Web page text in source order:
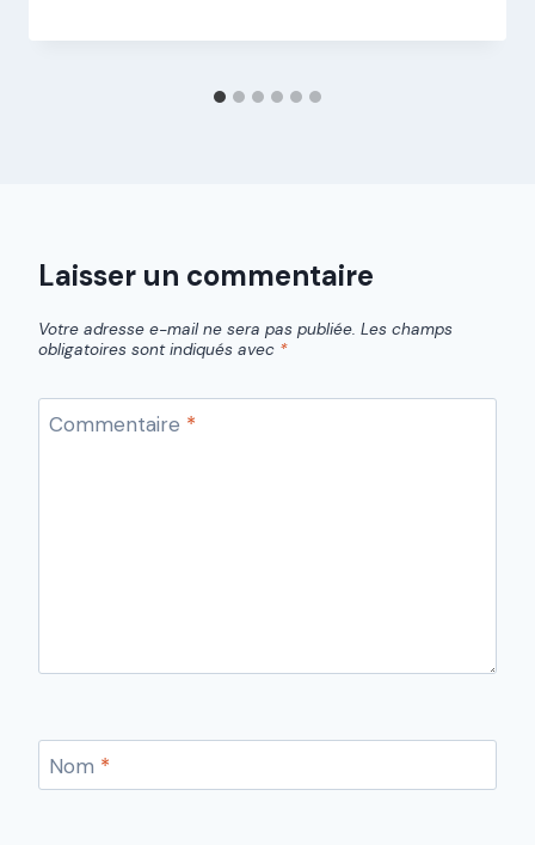
Laisser un commentaire
Votre adresse e-mail ne sera pas publiée. Les champs
obligatoires sont indiqués avec *
Commentaire *
Nom *